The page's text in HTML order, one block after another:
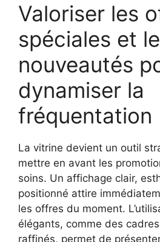
Valoriser les
spéciales et
nouveautés
dynamiser la
fréquentation
La vitrine devient un outil
mettre en avant les
soins. Un affichage clair,
positionné attire
les offres du moment.
élégants, comme des
raffinés, permet de